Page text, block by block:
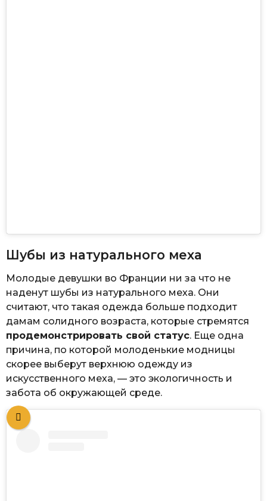
Шубы из натурального меха
Молодые девушки во Франции ни за что не
наденут шубы из натурального меха. Они
считают, что такая одежда больше подходит
дамам солидного возраста, которые стремятся
продемонстрировать свой статус. Еще одна
причина, по которой молоденькие модницы
скорее выберут верхнюю одежду из
искусственного меха, — это экологичность и
забота об окружающей среде.